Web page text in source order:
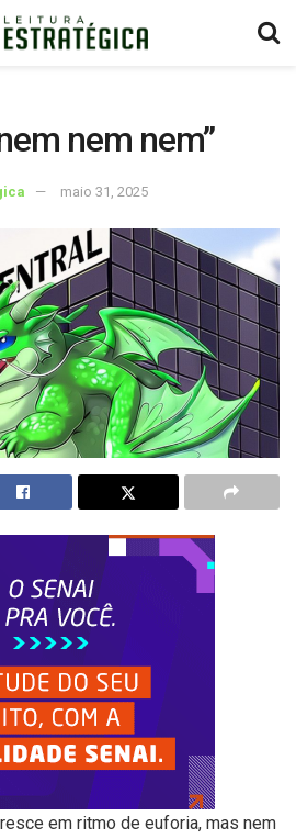
nem nem”
maio 31, 2025
em ritmo de euforia, mas nem